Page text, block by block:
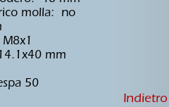
molla: no
mm
50
Indietro